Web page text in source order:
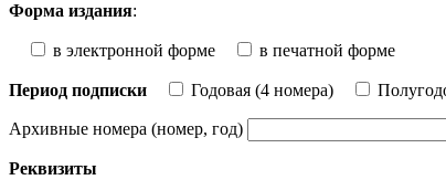
Форма издания:
в электронной форме в печатной форме
Период подписки Годовая (4 номера)
Архивные номера (номер, год)
Реквизиты